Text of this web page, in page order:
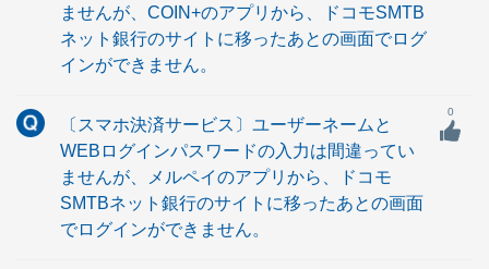
ませんが、COIN+のアプリから、ドコモSMTB
ネット銀行のサイトに移ったあとの画面でログ
インができません。
〔スマホ決済サービス〕ユーザーネームと
WEBログインパスワードの入力は間違ってい
ませんが、メルペイのアプリから、ドコモ
SMTBネット銀行のサイトに移ったあとの画面
でログインができません。
0